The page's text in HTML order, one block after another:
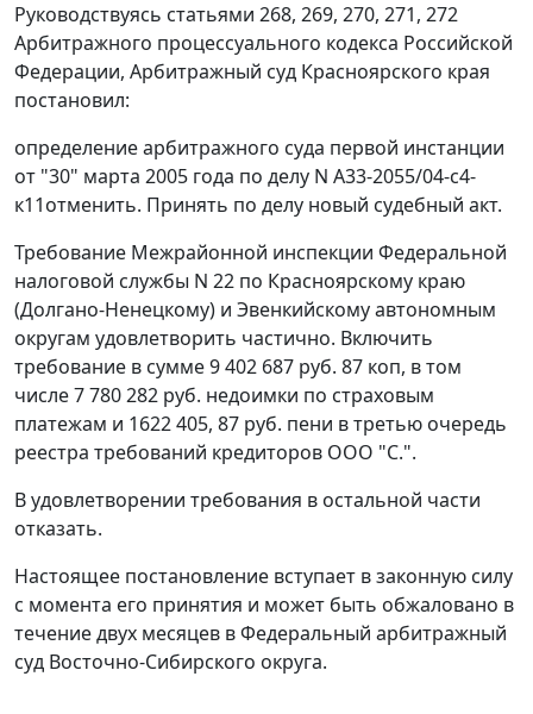
Руководствуясь статьями 268, 269, 270, 271, 272
Арбитражного процессуального кодекса Российской
Федерации, Арбитражный суд Красноярского края
постановил:
определение арбитражного суда первой инстанции
от "30" марта 2005 года по делу N А33-2055/04-с4-
к11отменить. Принять по делу новый судебный акт.
Требование Межрайонной инспекции Федеральной
налоговой службы N 22 по Красноярскому краю
(Долгано-Ненецкому) и Эвенкийскому автономным
округам удовлетворить частично. Включить
требование в сумме 9 402 687 руб. 87 коп, в том
числе 7 780 282 руб. недоимки по страховым
платежам и 1622 405, 87 руб. пени в третью очередь
реестра требований кредиторов ООО "С.".
В удовлетворении требования в остальной части
отказать.
Настоящее постановление вступает в законную силу
с момента его принятия и может быть обжаловано в
течение двух месяцев в Федеральный арбитражный
суд Восточно-Сибирского округа.